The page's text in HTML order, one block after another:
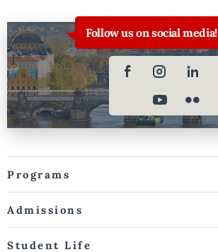
Follow us on social media!
Programs
Admissions
Student Life